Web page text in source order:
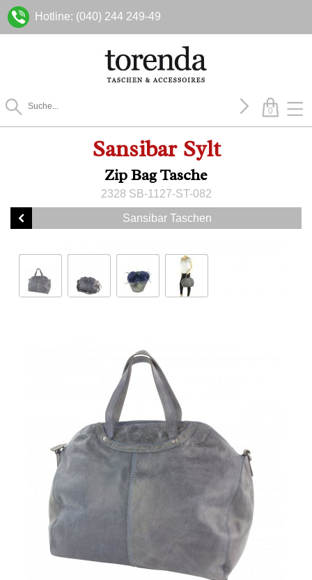
Hotline: (040) 244 249-49
0
Sansibar Sylt
Zip Bag Tasche
2328 SB-1127-ST-082
Sansibar Taschen